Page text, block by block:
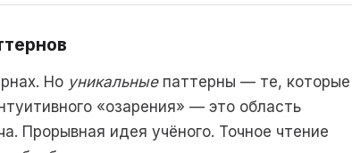
Но уникальныепаттерны — те, которые
«озарения» — это область
Прорывная идея учёного. Точное чтение